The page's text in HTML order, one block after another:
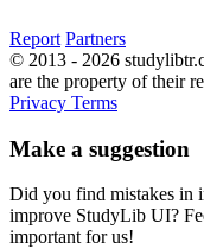
Report Partners
© 2013 - 2026
are the property of their
Privacy Terms
Make a suggestion
Did you find mistakes in
improve StudyLib UI?
important for us!